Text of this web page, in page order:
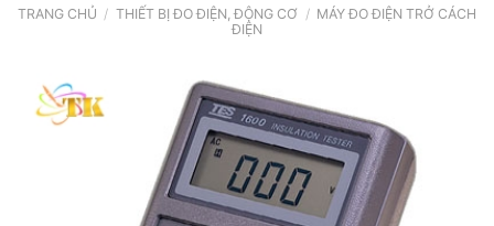
TRANG CHỦ / THIẾT BỊ ĐO ĐIỆN, ĐỘNG CƠ / MÁY ĐO ĐIỆN TRỞ CÁCH
ĐIỆN